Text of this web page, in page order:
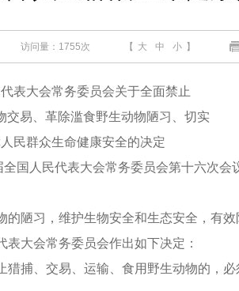
访问量： 1755次 【 大 中 小 】
表大会常务委员会关于全面禁止
交易、革除滥食野生动物陋习、切实
民群众生命健康安全的决定
全国人民代表大会常务委员会第十六次会
习，维护生物安全和生态安全，有效
大会常务委员会作出如下决定：
、交易、运输、食用野生动物的，必